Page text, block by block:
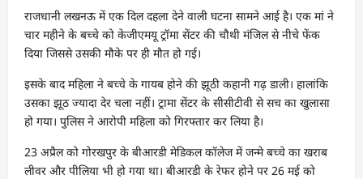
राजधानी लखनऊ में एक दिल दहला देने वाली घटना सामने आई है। एक मां ने
चार महीने के बच्चे को केजीएमयू ट्रॉमा सेंटर की चौथी मंजिल से नीचे फेंक
दिया जिससे उसकी मौके पर ही मौत हो गई।
इसके बाद महिला ने बच्चे के गायब होने की झूठी कहानी गढ़ डाली। हालांकि
उसका झूठ ज्यादा देर चला नहीं। ट्रामा सेंटर के सीसीटीवी से सच का खुलासा
हो गया। पुलिस ने आरोपी महिला को गिरफ्तार कर लिया है।
23 अप्रैल को गोरखपुर के बीआरडी मेडिकल कॉलेज में जन्मे बच्चे का खराब
लीवर और पीलिया भी हो गया था। बीआरडी के रेफर होने पर 26 मई को